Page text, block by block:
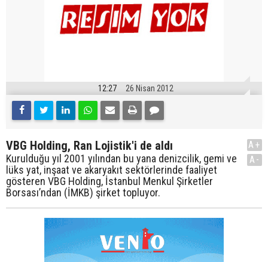
12:27 26 Nisan 2012
VBG Holding, Ran Lojistik'i de aldı
Kurulduğu yıl 2001 yılından bu yana denizcilik, gemi ve
lüks yat, inşaat ve akaryakıt sektörlerinde faaliyet
gösteren VBG Holding, İstanbul Menkul Şirketler
Borsası’ndan (İMKB) şirket topluyor.
A+
A-